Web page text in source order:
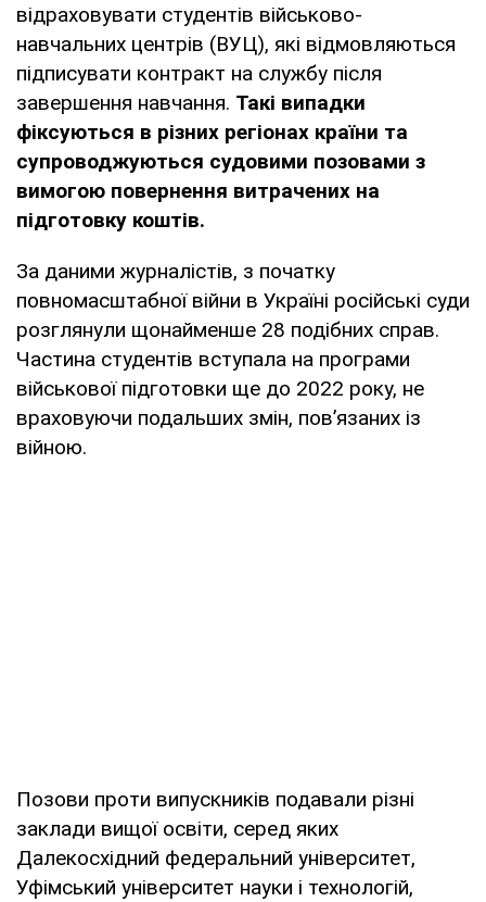
відраховувати студентів військово-
навчальних центрів (ВУЦ), які відмовляються
підписувати контракт на службу після
завершення навчання. Такі випадки
фіксуються в різних регіонах країни та
супроводжуються судовими позовами з
вимогою повернення витрачених на
підготовку коштів.
За даними журналістів, з початку
повномасштабної війни в Україні російські суди
розглянули щонайменше 28 подібних справ.
Частина студентів вступала на програми
військової підготовки ще до 2022 року, не
враховуючи подальших змін, пов’язаних із
війною.
Позови проти випускників подавали різні
заклади вищої освіти, серед яких
Далекосхідний федеральний університет,
Уфімський університет науки і технологій,